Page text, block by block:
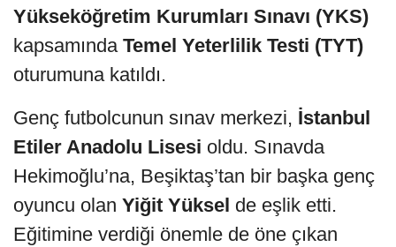
Yükseköğretim Kurumları Sınavı (YKS)
kapsamında Temel Yeterlilik Testi (TYT)
oturumuna katıldı.
Genç futbolcunun sınav merkezi, İstanbul
Etiler Anadolu Lisesi oldu. Sınavda
Hekimoğlu’na, Beşiktaş’tan bir başka genç
oyuncu olan Yiğit Yüksel de eşlik etti.
Eğitimine verdiği önemle de öne çıkan